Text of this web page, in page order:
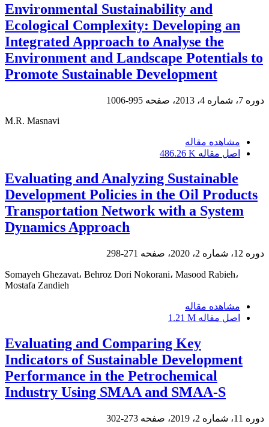
Environmental Sustainability and
Ecological Complexity: Developing an
Integrated Approach to Analyse the
Environment and Landscape Potentials to
Promote Sustainable Development
دوره 7، شماره 4، 2013، صفحه
995-1006
M.R. Masnavi
مشاهده مقاله
اصل مقاله 486.26 K
Evaluating and Analyzing Sustainable
Development Policies in the Oil Products
Transportation Network with a System
Dynamics Approach
دوره 12، شماره 2، 2020، صفحه 271-298
Somayeh Ghezavat، Behroz Dori Nokorani، Masood Rabieh،
Mostafa Zandieh
مشاهده مقاله
اصل مقاله 1.21 M
Evaluating and Comparing Key
Indicators of Sustainable Development
Performance in the Petrochemical
Industry Using SMAA and SMAA-S
دوره 11، شماره 2، 2019، صفحه 273-302